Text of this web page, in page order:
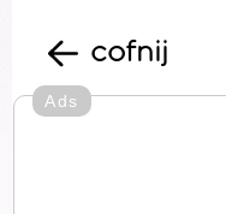
cofnij
Ads